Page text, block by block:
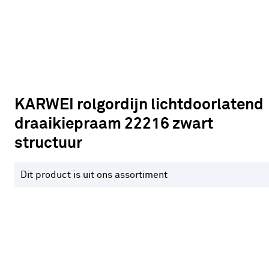
KARWEI rolgordijn lichtdoorlatend
draaikiepraam 22216 zwart
structuur
Dit product is uit ons assortiment